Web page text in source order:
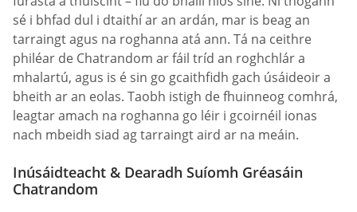
sé i bhfad dul i dtaithí ar an ardán, mar is beag an
tarraingt agus na roghanna atá ann. Tá na ceithre
philéar de Chatrandom ar fáil tríd an roghchlár a
mhalartú, agus is é sin go gcaithfidh gach úsáideoir a
bheith ar an eolas. Taobh istigh de fhuinneog comhrá,
leagtar amach na roghanna go léir i gcoirnéil ionas
nach mbeidh siad ag tarraingt aird ar na meáin.
Inúsáidteacht & Dearadh Suíomh Gréasáin
Chatrandom